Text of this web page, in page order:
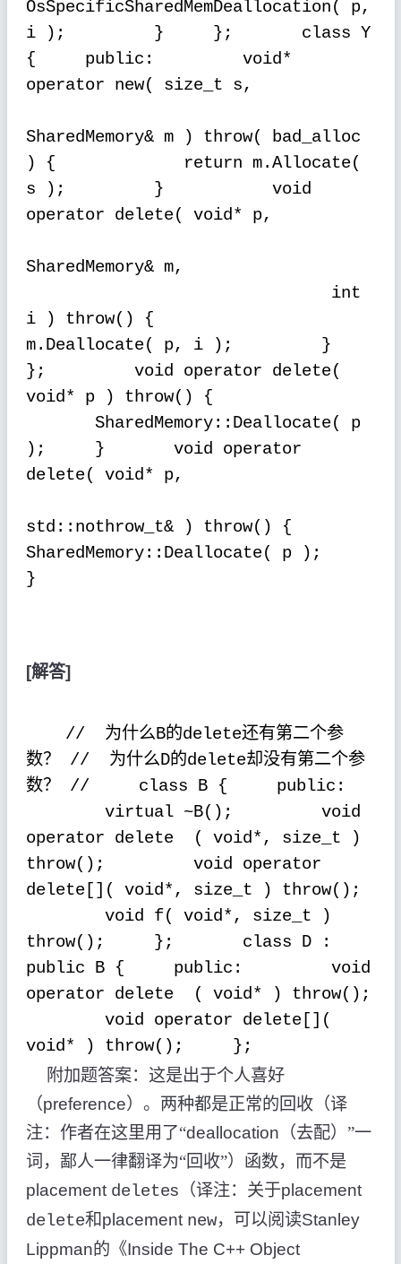
OsSpecificSharedMemDeallocation( p,
i );
} };
class Y
{
public:
void*
operator new( size_t s,
SharedMemory& m ) throw( bad_alloc
) {
return m.Allocate(
s );
}
void
operator delete( void* p,
SharedMemory& m,
int
i ) throw() {
m.Deallocate( p, i );
}
};
void operator delete(
void* p ) throw() {
SharedMemory::Deallocate( p
);
}
void operator
delete( void* p,
std::nothrow_t& ) throw() {
SharedMemory::Deallocate( p );
}
[解答]
// 为什么B的delete还有第二个参
数？
// 为什么D的delete却没有第二个参
数？
// class B {
public:
virtual ~B();
void
operator delete
( void*, size_t )
throw();
void operator
delete[]( void*, size_t ) throw();
void f( void*, size_t )
throw();
};
class D :
public B {
public:
void
operator delete
( void* ) throw();
void operator delete[](
void* ) throw();
};
附加题答案：这是出于个人喜好
（preference）。两种都是正常的回收（译
注：作者在这里用了“deallocation （去配）”一
词，鄙人一律翻译为“回收”）函数，而不是
placement deletes （译注：关于placement
delete和placement new，可以阅读Stanley
Lippman的《Inside The C++ Object